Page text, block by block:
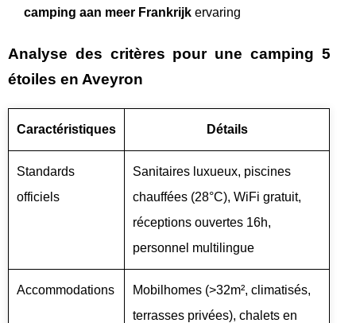
camping aan meer Frankrijk ervaring
Analyse des critères pour une camping 5
étoiles en Aveyron
Caractéristiques Détails
Standards
officiels
Sanitaires luxueux, piscines
chauffées (28°C), WiFi gratuit,
réceptions ouvertes 16h,
personnel multilingue
Accommodations
Mobilhomes (>32m², climatisés,
terrasses privées), chalets en